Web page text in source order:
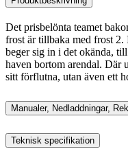
Det prisbelönta teamet
frost är tillbaka med frost 2.
beger sig in i det okända,
haven bortom arendal. Där
sitt förflutna, utan även ett
Manualer, Nedladdningar,
Teknisk specifikation